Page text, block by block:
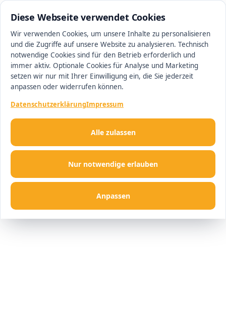
Diese Webseite verwendet Cookies
Wir verwenden Cookies, um unsere Inhalte zu personalisieren
und die Zugriffe auf unsere Website zu analysieren. Technisch
notwendige Cookies sind für den Betrieb erforderlich und
immer aktiv. Optionale Cookies für Analyse und Marketing
setzen wir nur mit Ihrer Einwilligung ein, die Sie jederzeit
anpassen oder widerrufen können.
DatenschutzerklärungImpressum
Nur notwendige erlauben
Anpassen
Alle zulassen